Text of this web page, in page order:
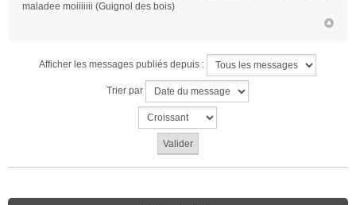
maladee moiiiiiii (Guignol des bois)
Afficher les messages publiés depuis :
Trier par